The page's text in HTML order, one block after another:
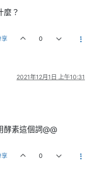
麼？
享 0
2021年12月1日 上午10:31
酵素這個詞@@
享 0